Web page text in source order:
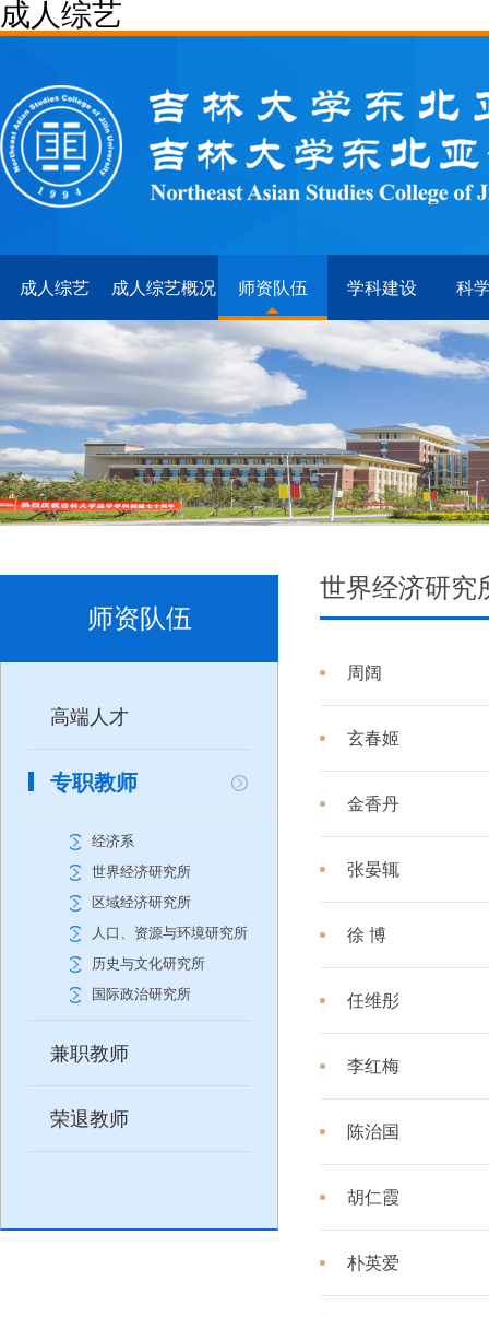
成人综艺
成人综艺 成人综艺概况 师资队伍 学科建设 科
师资队伍
高端人才
专职教师
经济系
世界经济研究所
区域经济研究所
人口、资源与环境研究所
历史与文化研究所
国际政治研究所
兼职教师
荣退教师
世界经济研究
周阔
玄春姬
金香丹
张晏辄
徐 博
任维彤
李红梅
陈治国
胡仁霞
朴英爱